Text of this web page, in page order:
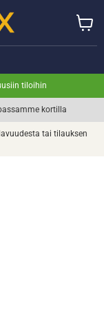
tiloihin
kortilla
tai tilauksen